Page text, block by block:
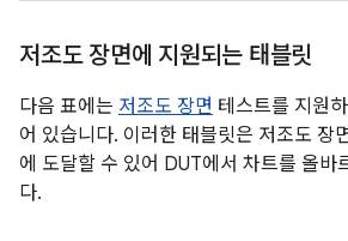
저조도 장면에 지원되는 태블릿
다음 표에는 저조도 장면 테스트를 지원
어 있습니다. 이러한 태블릿은 저조도 장
에 도달할 수 있어 DUT에서 차트를 올바
다.